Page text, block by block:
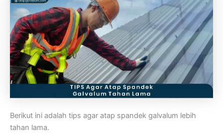
Berikut ini adalah tips agar atap spandek galvalum lebih
tahan lama.